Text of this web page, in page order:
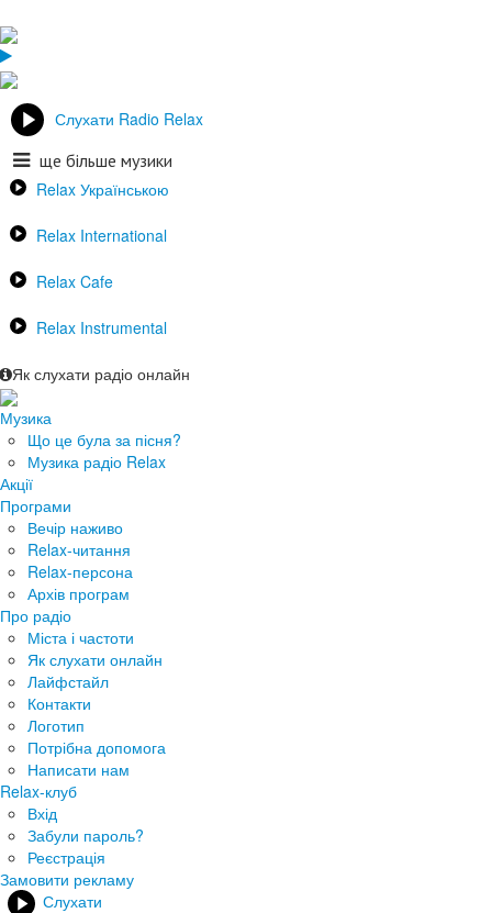
Слухати Radio Relax
ще більше музики
Relax Українською
Relax International
Relax Cafe
Relax Instrumental
Як слухати радіо онлайн
Музика
Що це була за пісня?
Музика радіо Relax
Акції
Програми
Вечір наживо
Relax-читання
Relax-персона
Архів програм
Про радіо
Міста і частоти
Як слухати онлайн
Лайфстайл
Контакти
Логотип
Потрібна допомога
Написати нам
Relax-клуб
Вхід
Забули пароль?
Реєстрація
Замовити рекламу
Слухати